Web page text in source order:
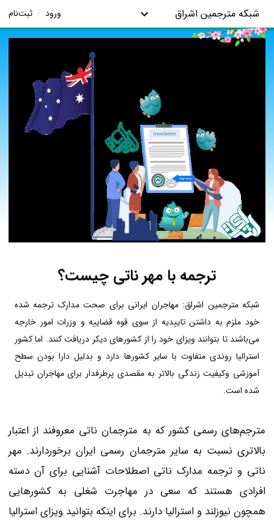
شبکه مترجمین اشراق ورود / ثبت‌نام
ترجمه با مهر ناتی چیست؟
شبکه مترجمین اشراق: مهاجران ایرانی برای صحت مدارک ترجمه شده
خود ملزم به داشتن تاییدیه از سوی قوه قضاییه و وزرات امور خارجه
می‌باشند تا بتوانند ویزای خود را از کشورهای دیکر دریافت کنند. اما کشور
استرالیا روندی متفاوت با سایر کشورها دارد و بدلیل دارا بودن سطح
آموزشی وکیفیت زندگی بالاتر به مقصدی پرطرفدار برای مهاجران تبدیل
شده است.
مترجم‌های رسمی کشور که به مترجمان ناتی معروفند از اعتبار
بالا‌‌تری نسبت به سایر مترجمان رسمی ایران برخوردارند. مهر
ناتی و ترجمه مدارک ناتی اصطلاحات آشنایی برای آن دسته
افرادی هستند که سعی در مهاجرت شغلی به کشورهایی
همچون نیوزلند و استرالیا دارند. برای اینکه بتوانید ویزای استرالیا